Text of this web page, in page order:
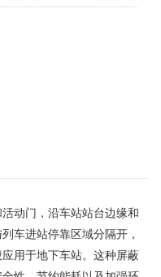
动门，沿车站站台边缘和
车进站停靠区域分隔开，
用于地下车站。这种屏蔽